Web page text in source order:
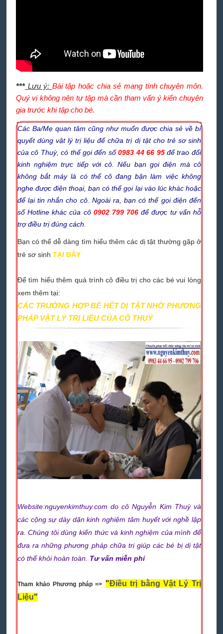
*** Lưu ý: Bài tập hoặc chia sẻ mang tính chuyên môn.
Quý vị không nên tự tập mà cần tham vấn ý kiến chuyên
gia trước khi tập cho bé.
Các Ba/Mẹ quan tâm cũng như muốn được chia sẻ về bí
quyết dùng vật lý trị liệu để chữa trị dị tật cho trẻ sơ sinh
của cô Thuỳ, có thể gọi đến số0983 44 66 95để trao đổi
kinh nghiệm trực tiếp với cô. Nếu bạn gọi điện mà cô
không bắt máy là có thể cô đang bận làm việc không
nghe được điện thoại, bạn có thể gọi lại vào lúc khác hoặc
để lại tin nhắn cho cô. Ngoài ra, bạn có thể gọi điện đến
số Hotline khác của cô 0902 799 706để được tư vấn hỗ
trợ điều trị đúng cách.
Bạn có thể dễ dàng tìm hiểu thêm các dị tật thường gặp ở
trẻ sơ sinh TẠI ĐÂY
Để tìm hiểu thêm quá trình cô điều trị cho các bé vui lòng
xem thêm tại:
CÁC TRƯỜNG HỢP BÉ HẾT DỊ TẬT NHỜ PHƯƠNG
PHÁP VẬT LÝ TRỊ LIỆU CỦA CÔ THUỲ
Website:nguyenkimthuy.com do cô Nguyễn Kim Thuỳ và
các cộng sự dày dặn kinh nghiệm tâm huyết với nghề lập
ra. Chúng tôi dùng kiến thức và kinh nghiệm của mình để
đưa ra những phương pháp chữa trị giúp các bé bị dị tật
có thể khỏi hoàn toàn. Tư vấn miễn phí
Tham khảo Phương pháp => "Điều trị bằng Vật Lý Trị
Liệu"